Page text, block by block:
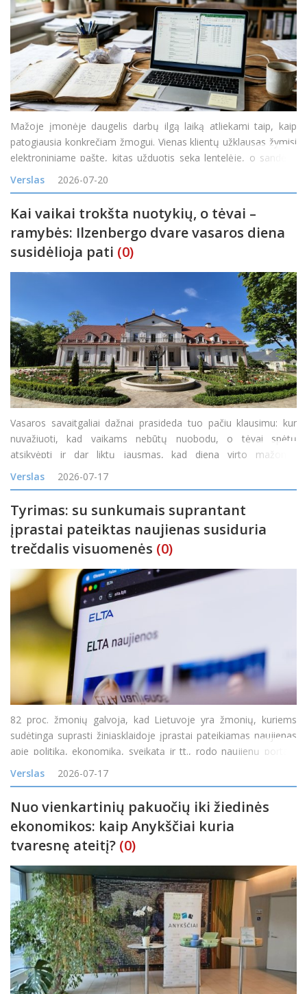
Mažoje įmonėje daugelis darbų ilgą laiką atliekami taip, kaip
patogiausia konkrečiam žmogui. Vienas klientų užklausas žymisi
elektroniniame pašte, kitas užduotis seka lentelėje, o sandėlio
likučiai tikrinami telefonu paklausus kolegos. Kol užsakymų
nedaug, toks veiklos būdas gali atrodyti pak
Verslas 2026-07-20
Kai vaikai trokšta nuotykių, o tėvai –
ramybės: Ilzenbergo dvare vasaros diena
susidėlioja pati (0)
Vasaros savaitgaliai dažnai prasideda tuo pačiu klausimu: kur
nuvažiuoti, kad vaikams nebūtų nuobodu, o tėvai spėtų
atsikvėpti ir dar liktų jausmas, kad diena virto mažomis
atostogomis? Vienas tokių maršrutų veda į Ilzenbergo dvarą
Rokiškio rajone. Čia diena gali prasidėti šimta
Verslas 2026-07-17
Tyrimas: su sunkumais suprantant
įprastai pateiktas naujienas susiduria
trečdalis visuomenės (0)
82 proc. žmonių galvoja, kad Lietuvoje yra žmonių, kuriems
sudėtinga suprasti žiniasklaidoje įprastai pateikiamas naujienas
apie politiką, ekonomiką, sveikatą ir tt., rodo naujienų portalo
„Delfi“ užsakymu atliktas reprezentatyvus „Spinter“ tyrimas. 71
proc. mano, kad y
Verslas 2026-07-17
Nuo vienkartinių pakuočių iki žiedinės
ekonomikos: kaip Anykščiai kuria
tvaresnę ateitį? (0)